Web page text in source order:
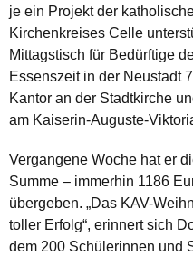
je ein Projekt der
Kirchenkreises Celle
Mittagstisch für Bedürftige
Essenszeit in der Neustadt
Kantor an der Stadtkirche
am Kaiserin-Auguste-
Vergangene Woche hat er
Summe – immerhin 1186
übergeben. „Das KAV-
toller Erfolg“, erinnert sich
dem 200 Schülerinnen und